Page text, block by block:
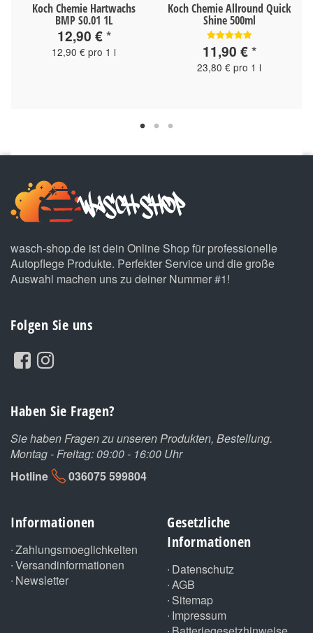
Koch Chemie Hartwachs
BMP S0.01 1L
12,90 €*
12,90 € pro 1 l
Koch Chemie Allround Quick
Shine 500ml
11,90 €*
23,80 € pro 1 l
wasch-shop.de ist dein Online Shop für professionelle
Autopflege Produkte. Perfekter Service und die große
Auswahl machen uns zu deiner Nummer #1!
Folgen Sie uns
Haben Sie Fragen?
Sie haben Fragen zu unseren Produkten, Bestellung.
Montag - Freitag: 09:00 - 16:00 Uhr
Hotline
036075 599804
Informationen
Zahlungsmoeglichkeiten
Versandinformationen
Newsletter
Gesetzliche
Informationen
Datenschutz
AGB
Sitemap
Impressum